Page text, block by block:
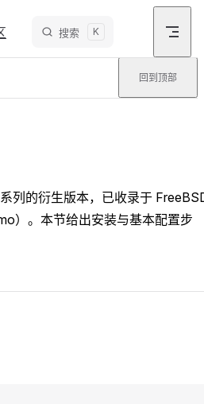
搜索 K
回到顶部
列的衍生版本，已收录于
）。本节给出安装与基本配置步